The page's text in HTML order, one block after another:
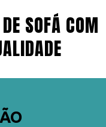
SOFÁ COM